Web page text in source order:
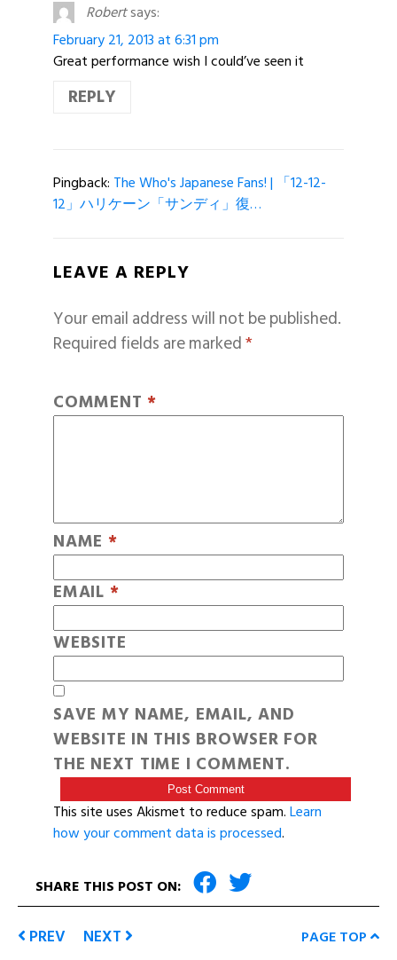
Robertsays:
February 21, 2013 at 6:31 pm
Great performance wish I could’ve seen it
REPLY
Pingback: The Who's Japanese Fans! | 「12-12-
12」ハリケーン「サンディ」復…
LEAVE A REPLY
Your email address will not be published.
Required fields are marked*
COMMENT *
NAME *
EMAIL *
WEBSITE
SAVE MY NAME, EMAIL, AND
WEBSITE IN THIS BROWSER FOR
THE NEXT TIME I COMMENT.
This site uses Akismet to reduce spam.Learn
how your comment data is processed.
SHARE THIS POST ON:
PREV NEXT PAGE TOP